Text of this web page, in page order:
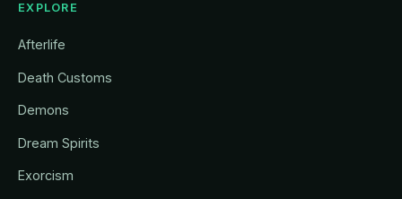
EXPLORE
Afterlife
Death Customs
Demons
Dream Spirits
Exorcism